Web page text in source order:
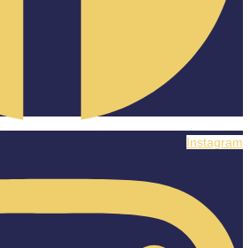
Instagram